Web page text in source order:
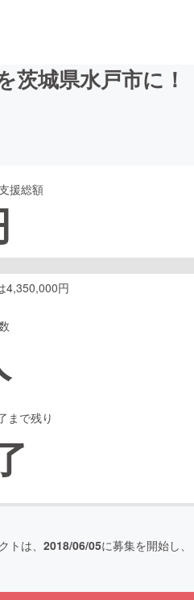
城県水戸市に！
援総額
4,350,000円
まで残り
トは、 2018/06/05に募集を開始し、